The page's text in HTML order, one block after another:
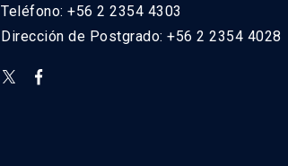
Teléfono: +56 2 2354 4303
Dirección de Postgrado: +56 2 2354 4028